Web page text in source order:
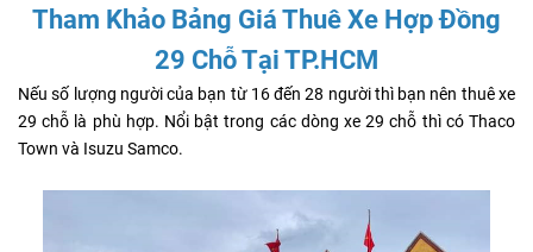
Tham Khảo Bảng Giá Thuê Xe Hợp Đồng
29 Chỗ Tại TP.HCM
Nếu số lượng người của bạn từ 16 đến 28 người thì bạn nên thuê xe
29 chỗ là phù hợp. Nổi bật trong các dòng xe 29 chỗ thì có Thaco
Town và Isuzu Samco.